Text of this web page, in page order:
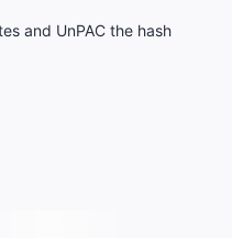
and UnPAC the hash